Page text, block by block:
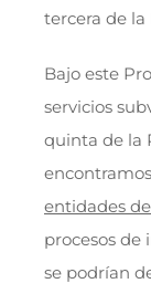
tercera de la
Bajo este
servicios
quinta de la
entidades
procesos de
se podrían